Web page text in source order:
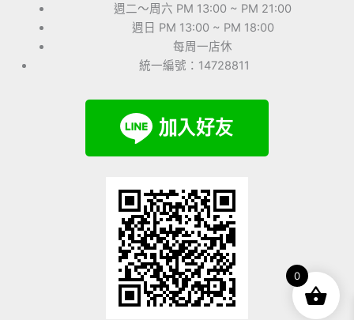
週二～周六 PM 13:00 ~ PM 21:00
週日 PM 13:00 ~ PM 18:00
每周一店休
統一編號：14728811
0